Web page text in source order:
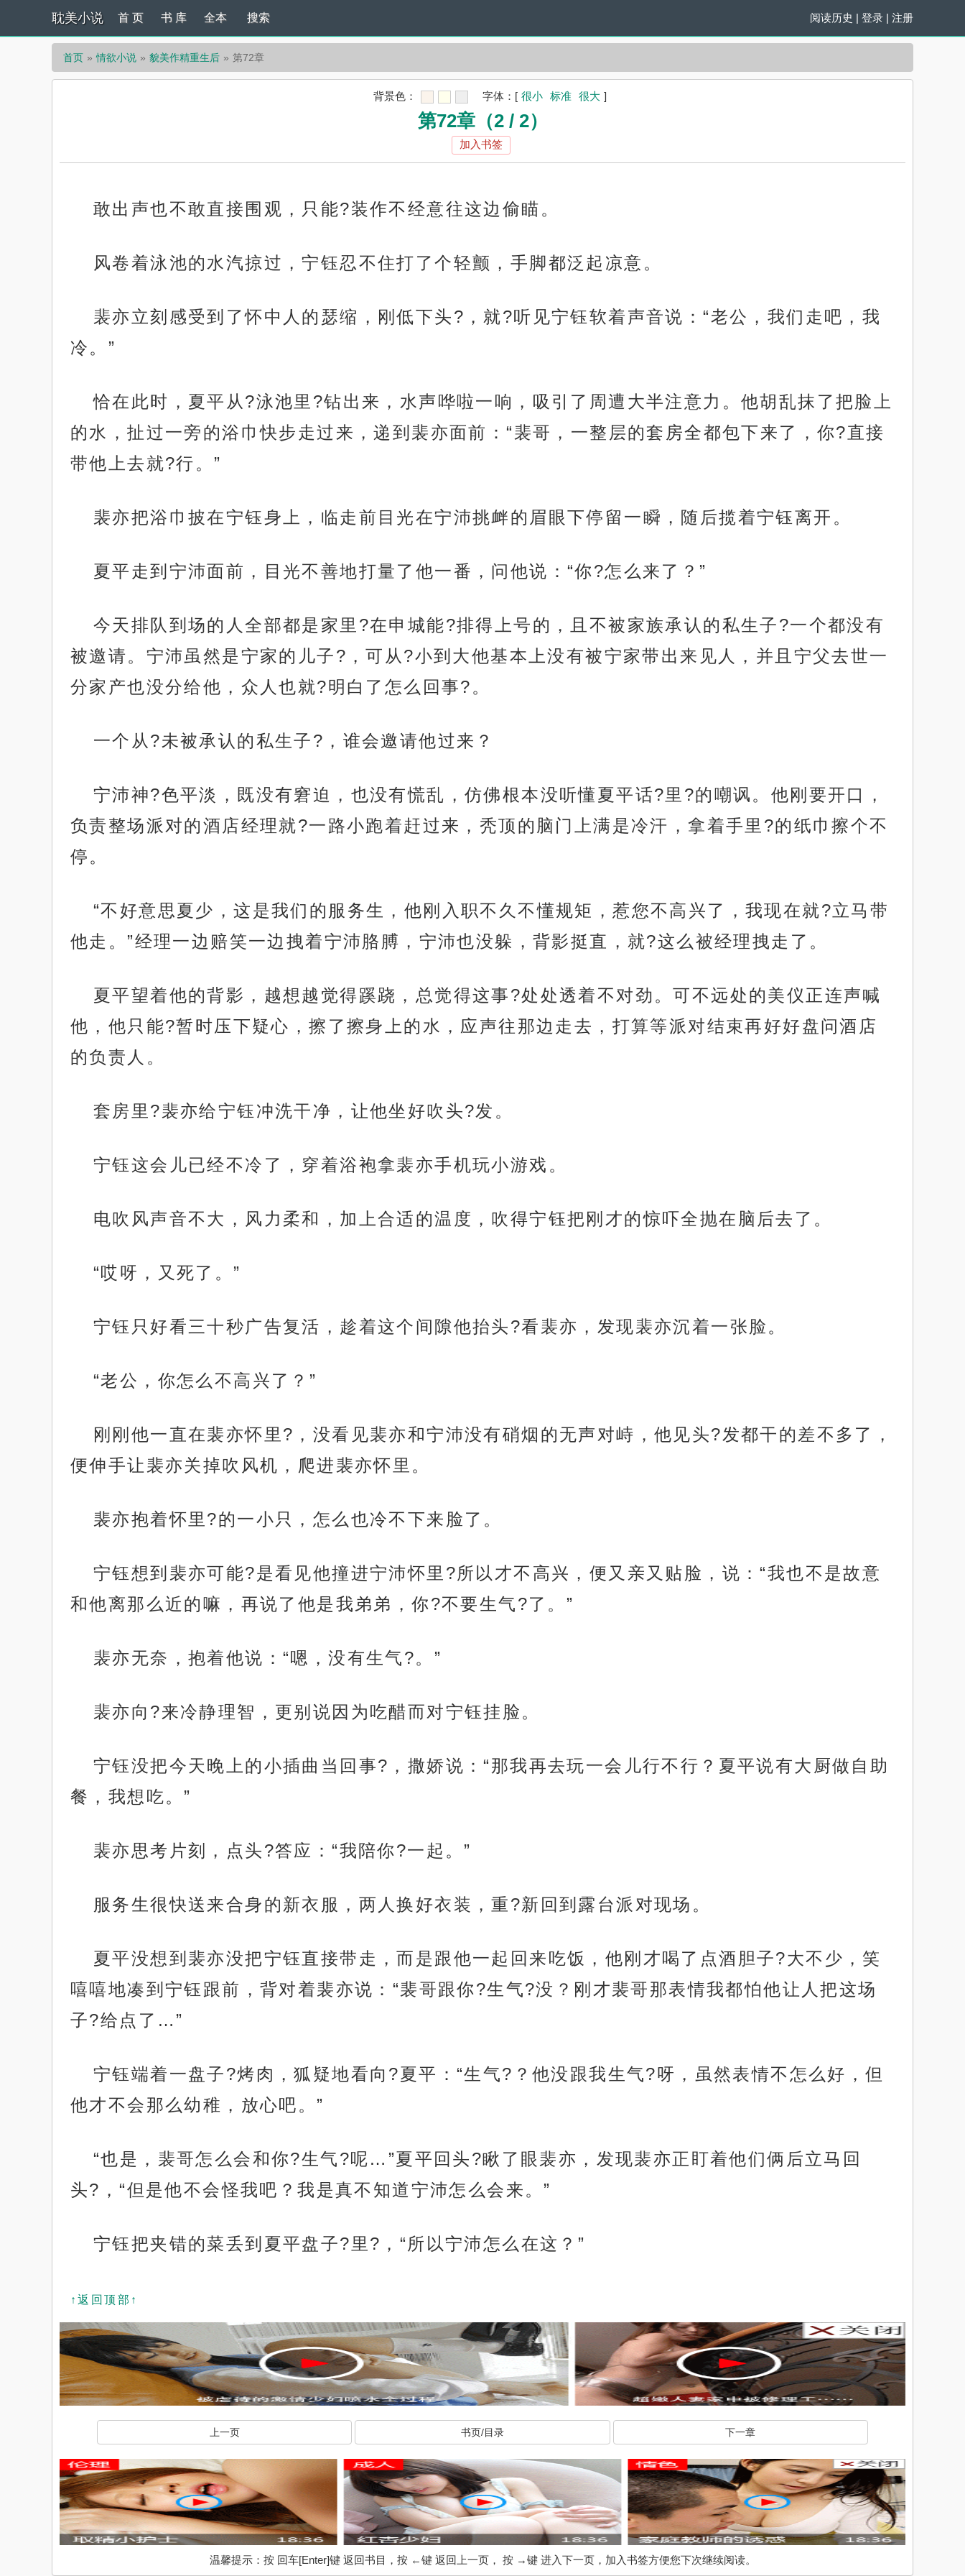
耽美小说 阅读历史 | 登录 | 注册
首 页 书 库 全本 搜索
首页 情欲小说 貌美作精重生后 第72章
背景色： 字体： [ 很小 标准 很大 ]
第72章（2 / 2）
加入书签
敢出声也不敢直接围观，只能?装作不经意往这边偷瞄。
风卷着泳池的水汽掠过，宁钰忍不住打了个轻颤，手脚都泛起凉意。
裴亦立刻感受到了怀中人的瑟缩，刚低下头?，就?听见宁钰软着声音说：“老公，我们走吧，我
冷。”
恰在此时，夏平从?泳池里?钻出来，水声哗啦一响，吸引了周遭大半注意力。他胡乱抹了把脸上
的水，扯过一旁的浴巾快步走过来，递到裴亦面前：“裴哥，一整层的套房全都包下来了，你?直接
带他上去就?行。”
裴亦把浴巾披在宁钰身上，临走前目光在宁沛挑衅的眉眼下停留一瞬，随后揽着宁钰离开。
夏平走到宁沛面前，目光不善地打量了他一番，问他说：“你?怎么来了？”
今天排队到场的人全部都是家里?在申城能?排得上号的，且不被家族承认的私生子?一个都没有
被邀请。宁沛虽然是宁家的儿子?，可从?小到大他基本上没有被宁家带出来见人，并且宁父去世一
分家产也没分给他，众人也就?明白了怎么回事?。
一个从?未被承认的私生子?，谁会邀请他过来？
宁沛神?色平淡，既没有窘迫，也没有慌乱，仿佛根本没听懂夏平话?里?的嘲讽。他刚要开口，
负责整场派对的酒店经理就?一路小跑着赶过来，秃顶的脑门上满是冷汗，拿着手里?的纸巾擦个不
停。
“不好意思夏少，这是我们的服务生，他刚入职不久不懂规矩，惹您不高兴了，我现在就?立马带
他走。”经理一边赔笑一边拽着宁沛胳膊，宁沛也没躲，背影挺直，就?这么被经理拽走了。
夏平望着他的背影，越想越觉得蹊跷，总觉得这事?处处透着不对劲。可不远处的美仪正连声喊
他，他只能?暂时压下疑心，擦了擦身上的水，应声往那边走去，打算等派对结束再好好盘问酒店
的负责人。
套房里?裴亦给宁钰冲洗干净，让他坐好吹头?发。
宁钰这会儿已经不冷了，穿着浴袍拿裴亦手机玩小游戏。
电吹风声音不大，风力柔和，加上合适的温度，吹得宁钰把刚才的惊吓全抛在脑后去了。
“哎呀，又死了。”
宁钰只好看三十秒广告复活，趁着这个间隙他抬头?看裴亦，发现裴亦沉着一张脸。
“老公，你怎么不高兴了？”
刚刚他一直在裴亦怀里?，没看见裴亦和宁沛没有硝烟的无声对峙，他见头?发都干的差不多了，
便伸手让裴亦关掉吹风机，爬进裴亦怀里。
裴亦抱着怀里?的一小只，怎么也冷不下来脸了。
宁钰想到裴亦可能?是看见他撞进宁沛怀里?所以才不高兴，便又亲又贴脸，说：“我也不是故意
和他离那么近的嘛，再说了他是我弟弟，你?不要生气?了。”
裴亦无奈，抱着他说：“嗯，没有生气?。”
裴亦向?来冷静理智，更别说因为吃醋而对宁钰挂脸。
宁钰没把今天晚上的小插曲当回事?，撒娇说：“那我再去玩一会儿行不行？夏平说有大厨做自助
餐，我想吃。”
裴亦思考片刻，点头?答应：“我陪你?一起。”
服务生很快送来合身的新衣服，两人换好衣装，重?新回到露台派对现场。
夏平没想到裴亦没把宁钰直接带走，而是跟他一起回来吃饭，他刚才喝了点酒胆子?大不少，笑
嘻嘻地凑到宁钰跟前，背对着裴亦说：“裴哥跟你?生气?没？刚才裴哥那表情我都怕他让人把这场
子?给点了…”
宁钰端着一盘子?烤肉，狐疑地看向?夏平：“生气?？他没跟我生气?呀，虽然表情不怎么好，但
他才不会那么幼稚，放心吧。”
“也是，裴哥怎么会和你?生气?呢…”夏平回头?瞅了眼裴亦，发现裴亦正盯着他们俩后立马回
头?，“但是他不会怪我吧？我是真不知道宁沛怎么会来。”
宁钰把夹错的菜丢到夏平盘子?里?，“所以宁沛怎么在这？”
↑返回顶部↑
上一页 书页/目录 下一章
温馨提示：按 回车[Enter]键 返回书目，按 ←键 返回上一页， 按 →键 进入下一页，加入书签方便您下次继续阅读。